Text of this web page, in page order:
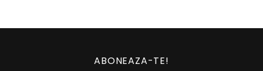
ABONEAZA-TE!